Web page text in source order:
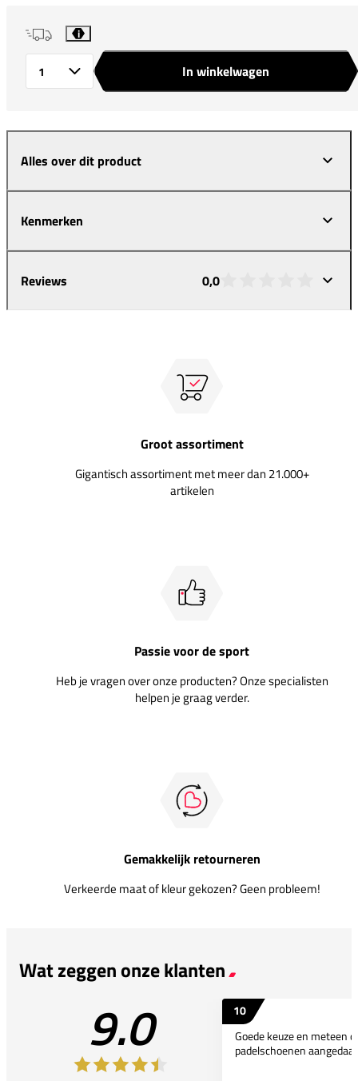
i
In winkelwagen
Alles over dit product
Kenmerken
Reviews 0,0
Groot assortiment
Gigantisch assortiment met meer dan 21.000+
artikelen
Passie voor de sport
Heb je vragen over onze producten? Onze specialisten
helpen je graag verder.
Gemakkelijk retourneren
Verkeerde maat of kleur gekozen? Geen probleem!
Wat zeggen onze klanten
9.0
10
Goede keuze en meteen
padelschoenen